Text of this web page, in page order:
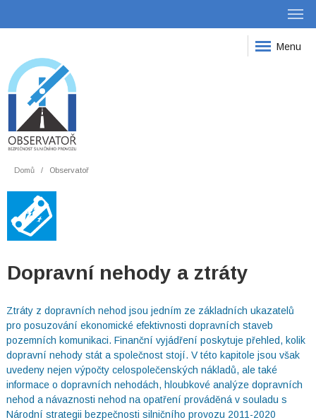
Menu
Domů Observatoř
Dopravní nehody a ztráty
Ztráty z dopravních nehod jsou jedním ze základních ukazatelů
pro posuzování ekonomické efektivnosti dopravních staveb
pozemních komunikaci. Finanční vyjádření poskytuje přehled, kolik
dopravní nehody stát a společnost stojí. V této kapitole jsou však
uvedeny nejen výpočty celospolečenských nákladů, ale také
informace o dopravních nehodách, hloubkové analýze dopravních
nehod a návaznosti nehod na opatření prováděná v souladu s
Národní strategii bezpečnosti silničního provozu 2011-2020